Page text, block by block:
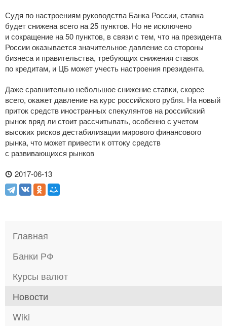
Судя по настроениям руководства Банка России, ставка
будет снижена всего на 25 пунктов. Но не исключено
и сокращение на 50 пунктов, в связи с тем, что на президента
России оказывается значительное давление со стороны
бизнеса и правительства, требующих снижения ставок
по кредитам, и ЦБ может учесть настроения президента.
Даже сравнительно небольшое снижение ставки, скорее
всего, окажет давление на курс российского рубля. На новый
приток средств иностранных спекулянтов на российский
рынок вряд ли стоит рассчитывать, особенно с учетом
высоких рисков дестабилизации мирового финансового
рынка, что может привести к оттоку средств
с развивающихся рынков
2017-06-13
Главная
Банки РФ
Курсы валют
Новости
Wiki